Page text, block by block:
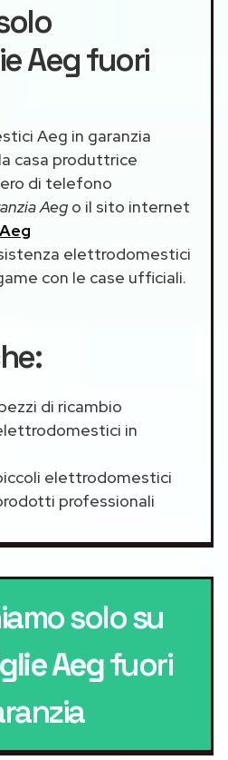
Aeg fuori
Aeg in garanzia
casa produttrice
di telefono
Aeg o il sito internet
elettrodomestici
con le case ufficiali.
di ricambio
in
elettrodomestici
professionali
solo su
Aegfuori